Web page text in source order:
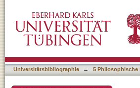
1961-1971
Universitätsbibliographie → 5 Philosophische